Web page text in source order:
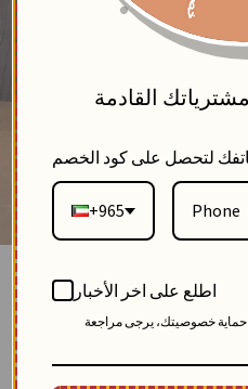
فاتح - 1
القادمة
لتحصل على كود الخصم
+965
اطلع على اخر الأخبار
حماية خصوصيتك، يرجى مراجعة